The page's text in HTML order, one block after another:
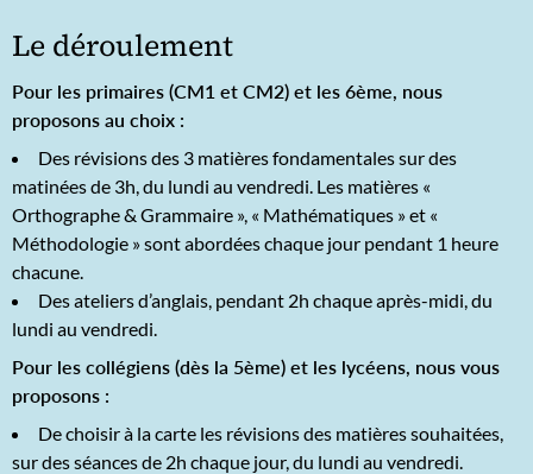
Le déroulement
Pour les primaires (CM1 et CM2) et les 6ème, nous
proposons au choix :
Des révisions des 3 matières fondamentales sur des
matinées de 3h, du lundi au vendredi. Les matières «
Orthographe & Grammaire », « Mathématiques » et «
Méthodologie » sont abordées chaque jour pendant 1 heure
chacune.
Des ateliers d’anglais, pendant 2h chaque après-midi, du
lundi au vendredi.
Pour les collégiens (dès la 5ème) et les lycéens, nous vous
proposons :
De choisir à la carte les révisions des matières souhaitées,
sur des séances de 2h chaque jour, du lundi au vendredi.